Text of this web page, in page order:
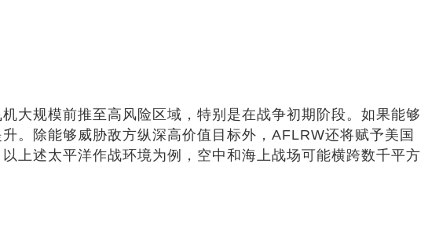
大规模前推至高风险区域，特别是在战争初期阶段。如果能够
。除能够威胁敌方纵深高价值目标外，AFLRW还将赋予美国
上述太平洋作战环境为例，空中和海上战场可能横跨数千平方